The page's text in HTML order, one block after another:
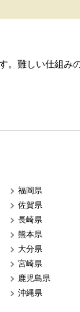
。難しい仕組み
福岡県
佐賀県
長崎県
熊本県
大分県
宮崎県
鹿児島県
沖縄県